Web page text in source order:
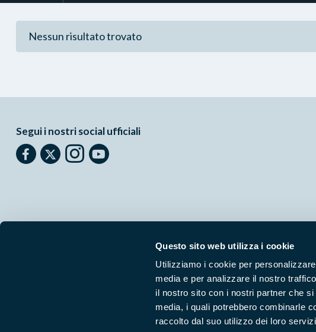
Questo sito web utilizza i cookie
Utilizziamo i cookie per
media e per analizzare il nostro
il nostro sito con i nostri partner che
media, i quali potrebbero combinarle
raccolto dal suo utilizzo dei loro
Nessun risultato trovato
Segui i nostri social ufficiali
- Il materiale del sito è liberamente utilizzabile:leggi il